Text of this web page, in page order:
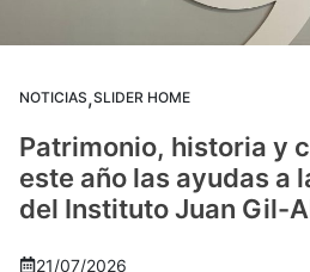
NOTICIAS,SLIDER HOME
Patrimonio, historia y
este año las ayudas a
del Instituto Juan Gil-
21/07/2026